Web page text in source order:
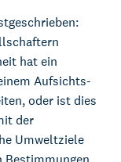
hat ein
Aufsichts-
oder ist dies
der
Umweltziele